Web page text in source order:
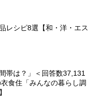
レシピ8選【和・洋・エス
帯は？」＜回答数37,131
食住「みんなの暮らし調